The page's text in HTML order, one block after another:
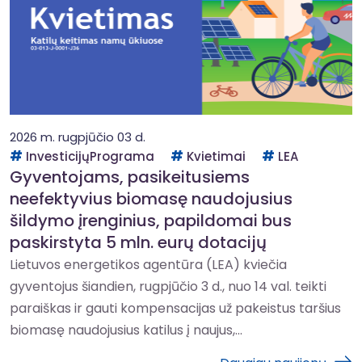
2026 m. rugpjūčio 03 d.
InvesticijųPrograma
Kvietimai LEA
Gyventojams, pasikeitusiems
neefektyvius biomasę naudojusius
šildymo įrenginius, papildomai bus
paskirstyta 5 mln. eurų dotacijų
Lietuvos energetikos agentūra (LEA) kviečia
gyventojus šiandien, rugpjūčio 3 d., nuo 14 val. teikti
paraiškas ir gauti kompensacijas už pakeistus taršius
biomasę naudojusius katilus į naujus,...